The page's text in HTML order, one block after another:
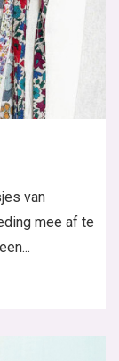
van
mee af te